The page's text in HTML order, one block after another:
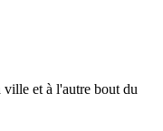
et à l'autre bout du